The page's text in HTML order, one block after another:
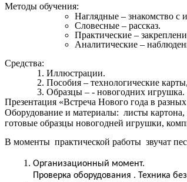
Методы обучения:
Наглядные – знакомство
Словесные – рассказ.
Практические –
Аналитические –
Средства:
Иллюстрации.
Пособия – технологические
Образцы – - новогодних игрушка.
Презентация «Встреча Нового года в
Оборудование и материалы: листы
готовые образцы новогодней игрушки,
В моменты практической работы звучат
Организационный момент.
Проверка оборудования . Техника